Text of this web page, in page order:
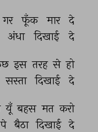
गर फूँक मार
दे
अंधा दिखाई दे
इस तरह से हो
सस्ता दिखाई दे
यूँ बहस मत करो
पे बैठा दिखाई दे